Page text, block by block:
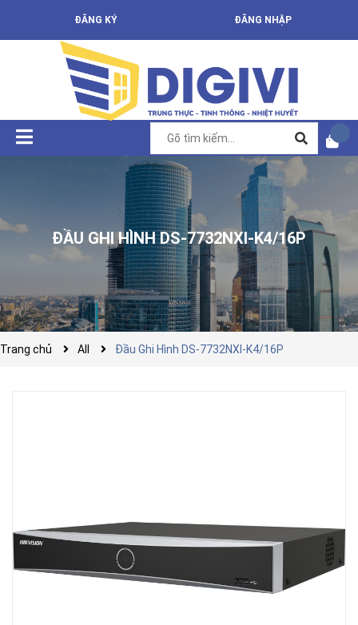
ĐĂNG KÝ ĐĂNG NHẬP
ĐẦU GHI HÌNH DS-7732NXI-K4/16P
Trang chủ All Đầu Ghi Hình DS-7732NXI-K4/16P